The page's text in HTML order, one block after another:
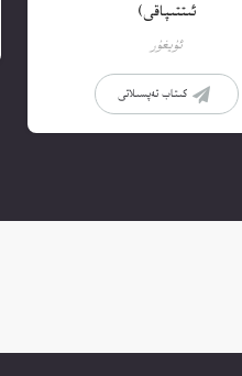
ئىتتىپاقى)
ئۇيغۇر
كىتاب تەپسىلاتى